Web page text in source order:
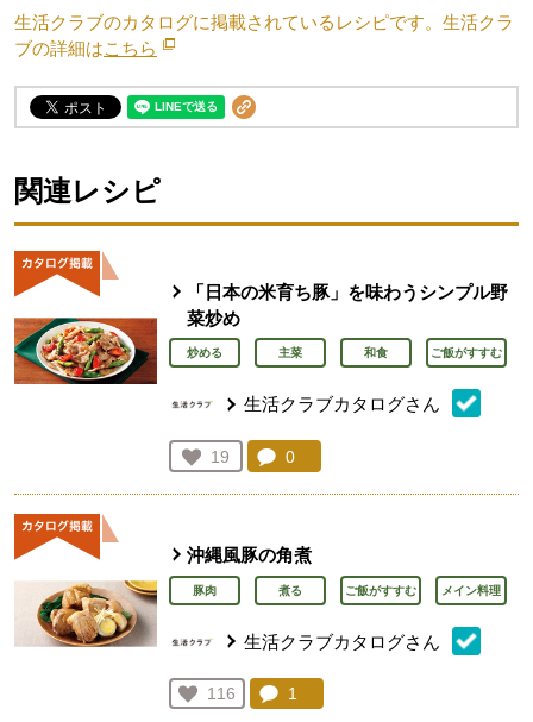
生活クラブのカタログに掲載されているレシピです。生活クラ
ブの詳細はこちら 別のウィンドウで開きます。
関連レシピ
「日本の米育ち豚」を味わうシンプル野
菜炒め
炒める 主菜 和食 ご飯がすすむ
生活クラブカタログさん
お気に入り登録：
19
人が登録
コメント：
0
沖縄風豚の角煮
豚肉 煮る ご飯がすすむ メイン料理
生活クラブカタログさん
お気に入り登録：
116
人が登録
コメント：
1